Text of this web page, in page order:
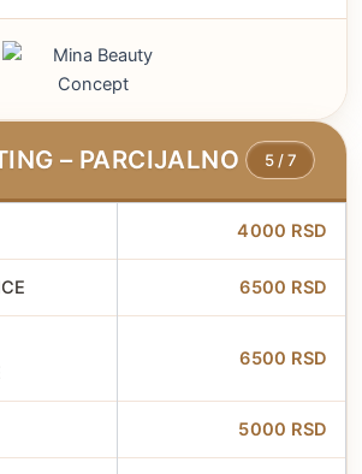
– PARCIJALNO 5 / 7
4000 RSD
6500 RSD
6500 RSD
5000 RSD